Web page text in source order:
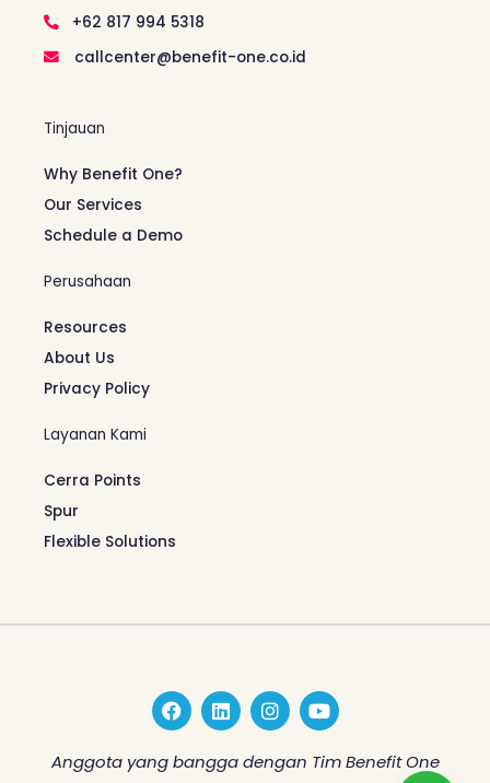
+62 817 994 5318
callcenter@benefit-one.co.id
Tinjauan
Why Benefit One?
Our Services
Schedule a Demo
Perusahaan
Resources
About Us
Privacy Policy
Layanan Kami
Cerra Points
Spur
Flexible Solutions
F
a
c
e
L
i
n
k
I
n
s
t
Y
o
u
t
Anggota yang bangga dengan Tim Benefit One